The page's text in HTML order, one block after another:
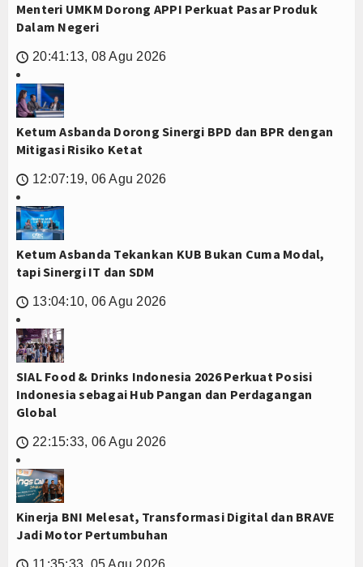
Menteri UMKM Dorong APPI Perkuat Pasar Produk
Dalam Negeri
🕔 20:41:13, 08 Agu 2026
Ketum Asbanda Dorong Sinergi BPD dan BPR dengan
Mitigasi Risiko Ketat
🕔 12:07:19, 06 Agu 2026
Ketum Asbanda Tekankan KUB Bukan Cuma Modal,
tapi Sinergi IT dan SDM
🕔 13:04:10, 06 Agu 2026
SIAL Food & Drinks Indonesia 2026 Perkuat Posisi
Indonesia sebagai Hub Pangan dan Perdagangan
Global
🕔 22:15:33, 06 Agu 2026
Kinerja BNI Melesat, Transformasi Digital dan BRAVE
Jadi Motor Pertumbuhan
11:35:33, 05 Agu 2026